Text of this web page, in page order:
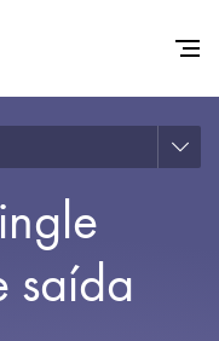
saída
Início
Inversores de frequência